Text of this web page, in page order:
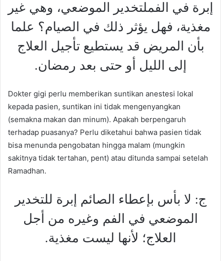
إبرة في الفملتخدير الموضعي، وهي غير
مغذية، فهل يؤثر ذلك في الصيام؟ علما
بأن المريض قد يستطيع تأجيل العلاج
إلى الليل أو حتى بعد رمضان.
Dokter gigi perlu memberikan suntikan anestesi lokal
kepada pasien, suntikan ini tidak mengenyangkan
(semakna makan dan minum). Apakah berpengaruh
terhadap puasanya? Perlu diketahui bahwa pasien tidak
bisa menunda pengobatan hingga malam (mungkin
sakitnya tidak tertahan, pent) atau ditunda sampai setelah
Ramadhan.
ج: لا بأس بإعطاء الصائم إبرة للتخدير
الموضعي في الفم وغيره من أجل
العلاج؛ لأنها ليست مغذية.